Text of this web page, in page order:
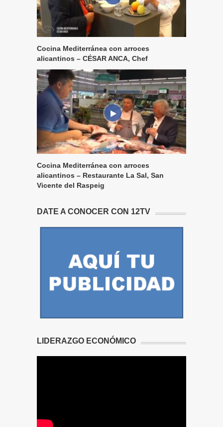
Cocina Mediterránea con arroces
alicantinos – CÉSAR ANCA, Chef
Cocina Mediterránea con arroces
alicantinos – Restaurante La Sal, San
Vicente del Raspeig
DATE A CONOCER CON 12TV
LIDERAZGO ECONÓMICO